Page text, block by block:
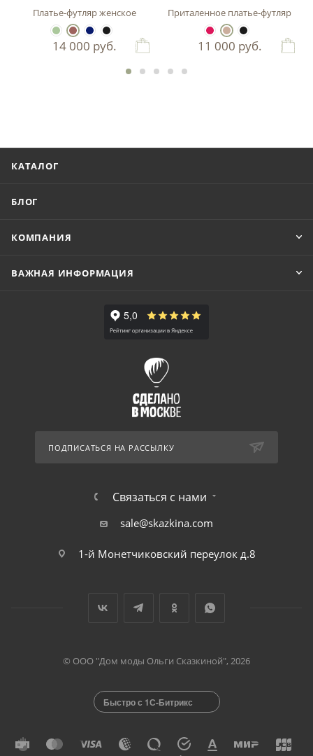
Платье-футляр женское
14 000 руб.
Приталенное платье-футляр
11 000 руб.
КАТАЛОГ
БЛОГ
КОМПАНИЯ
ВАЖНАЯ ИНФОРМАЦИЯ
ПОДПИСАТЬСЯ НА РАССЫЛКУ
Связаться с нами
sale@skazkina.com
1-й Монетчиковский переулок д.8
© ООО "Дом моды Ольги Сказкиной", 2026
Быстро с 1С-Битрикс